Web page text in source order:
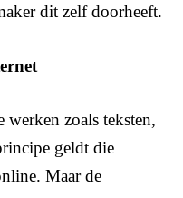
dit zelf doorheeft.
werken zoals teksten,
geldt die
Maar de